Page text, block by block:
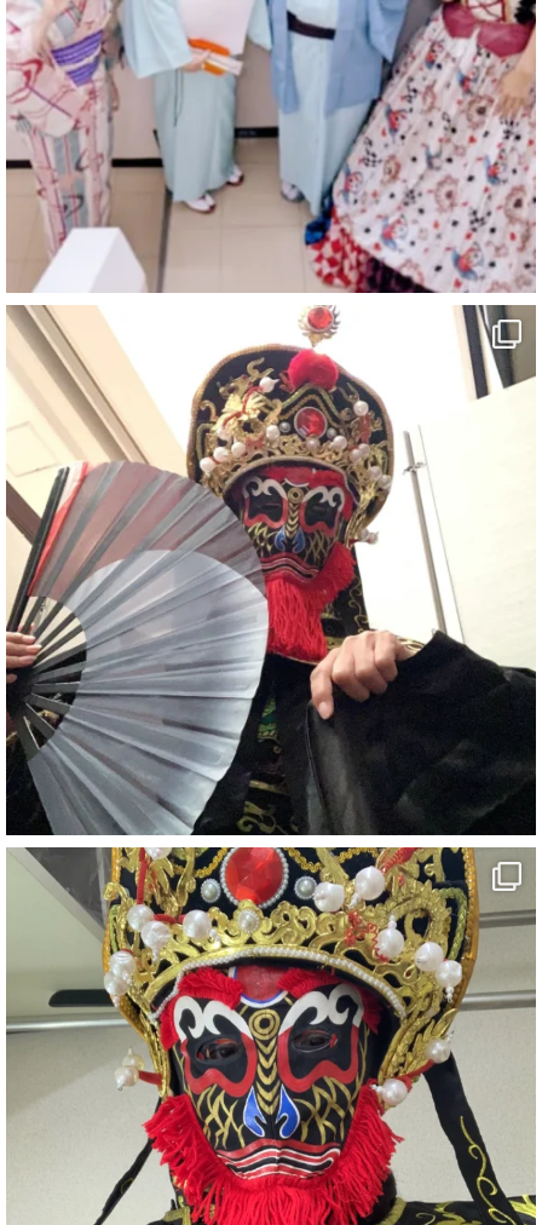
マジシャン派遣 パッションプリンセス【公式】
@comedy_illusion · 4 8月
お疲れ様です
ブログ更新しました
「マジシャン和歌山旅 白浜町・三段壁洞窟」
#企業公式がお疲れ様を言い合う
#旅行好きな人と繋がりたい
#一人旅
#女性マジシャン
#出張マジック
#マジシャン派遣
#イリュージョン
#和歌山県
#白浜町
#変面ショー
#イベント
#宴会
#余興
2 X
さらに読み込む